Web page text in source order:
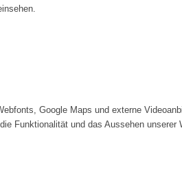
Google Maps und externe
Funktionalität und das Aussehen